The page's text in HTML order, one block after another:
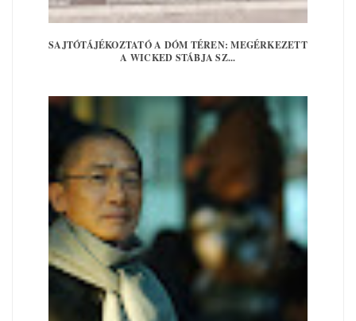
SAJTÓTÁJÉKOZTATÓ A DÓM TÉREN: MEGÉRKEZETT
A WICKED STÁBJA SZ...